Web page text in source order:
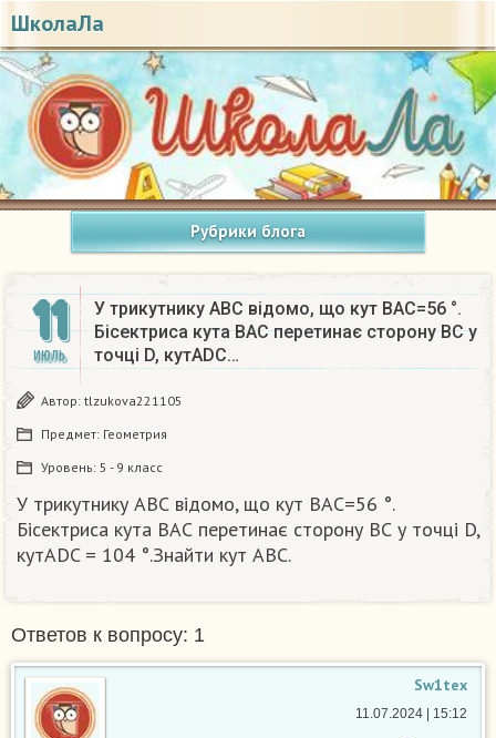
ШколаЛа
Рубрики блога
11
ИЮЛЬ
У трикутнику АВС відомо, що кут ВАС=56 °.
Бісектриса кута ВАС перетинає сторону ВС у
точці D, кутАDC…
Автор: tlzukova221105
Предмет: Геометрия
Уровень: 5 - 9 класс
У трикутнику АВС відомо, що кут ВАС=56 °.
Бісектриса кута ВАС перетинає сторону ВС у точці D,
кутАDC = 104 °.Знайти кут АВС.
Ответов к вопросу: 1
Sw1tex
11.07.2024 | 15:12